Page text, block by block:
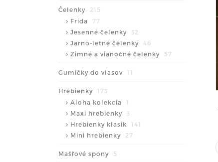
Čelenky
215
Frida
77
Jesenné čelenky
32
Jarno-letné čelenky
46
Zimné a vianočné čelenky
57
Gumičky do vlasov 11
Hrebienky
173
Aloha kolekcia
1
Maxi hrebienky
3
Hrebienky klasik
141
Mini hrebienky
27
Mašľové spony 5